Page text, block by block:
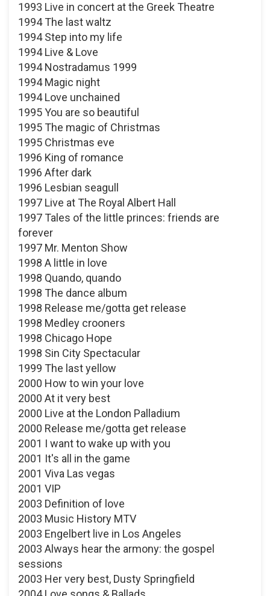
1993 Live in concert at the Greek Theatre
1994 The last waltz
1994 Step into my life
1994 Live & Love
1994 Nostradamus 1999
1994 Magic night
1994 Love unchained
1995 You are so beautiful
1995 The magic of Christmas
1995 Christmas eve
1996 King of romance
1996 After dark
1996 Lesbian seagull
1997 Live at The Royal Albert Hall
1997 Tales of the little princes: friends are
forever
1997 Mr. Menton Show
1998 A little in love
1998 Quando, quando
1998 The dance album
1998 Release me/gotta get release
1998 Medley crooners
1998 Chicago Hope
1998 Sin City Spectacular
1999 The last yellow
2000 How to win your love
2000 At it very best
2000 Live at the London Palladium
2000 Release me/gotta get release
2001 I want to wake up with you
2001 It's all in the game
2001 Viva Las vegas
2001 VIP
2003 Definition of love
2003 Music History MTV
2003 Engelbert live in Los Angeles
2003 Always hear the armony: the gospel
sessions
2003 Her very best, Dusty Springfield